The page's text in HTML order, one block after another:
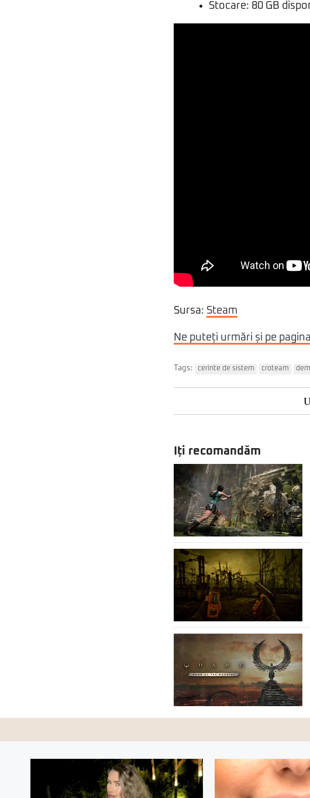
Stocare: 80 GB
Sursa: Steam
Ne puteți urmări și pe
Tags: cerinte de sistem croteam
Iți recomandăm